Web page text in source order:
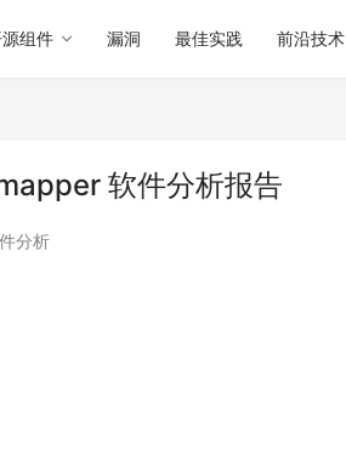
组件 漏洞 最佳实践 前沿技术
软件分析报告
分析